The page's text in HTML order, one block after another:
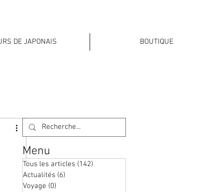
DE JAPONAIS BOUTIQUE
Menu
Tous les articles (142)
Actualités (6)
Voyage (0)